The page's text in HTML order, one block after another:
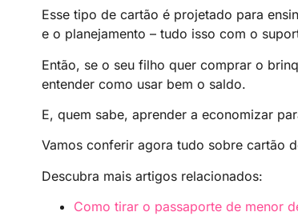
Esse tipo de cartão é projetado para
e o planejamento – tudo isso com o
Então, se o seu filho quer comprar o
entender como usar bem o saldo.
E, quem sabe, aprender a economizar
Vamos conferir agora tudo sobre cartão
Descubra mais artigos relacionados:
Como tirar o passaporte de menor